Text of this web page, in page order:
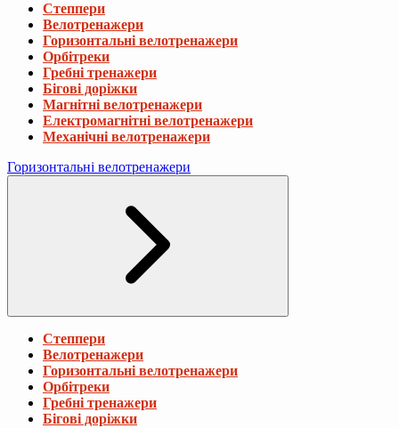
Степпери
Велотренажери
Горизонтальні велотренажери
Орбітреки
Гребні тренажери
Бігові доріжки
Магнітні велотренажери
Електромагнітні велотренажери
Механічні велотренажери
Горизонтальні велотренажери
Степпери
Велотренажери
Горизонтальні велотренажери
Орбітреки
Гребні тренажери
Бігові доріжки